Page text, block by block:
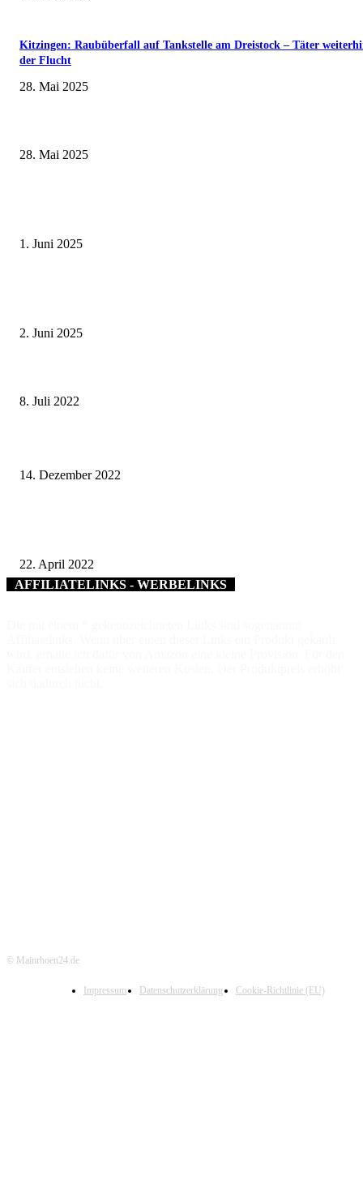
Kitzingen: Raubüberfall auf Tankstelle am Dreistock – Täter
der Flucht
28. Mai 2025
28. Mai 2025
1. Juni 2025
2. Juni 2025
8. Juli 2022
14. Dezember 2022
22. April 2022
AFFILIATELINKS - WERBELINKS
© Mainrhoen24.de
Impressum Datenschutzerklärung Cookie-Richtlinie (EU)